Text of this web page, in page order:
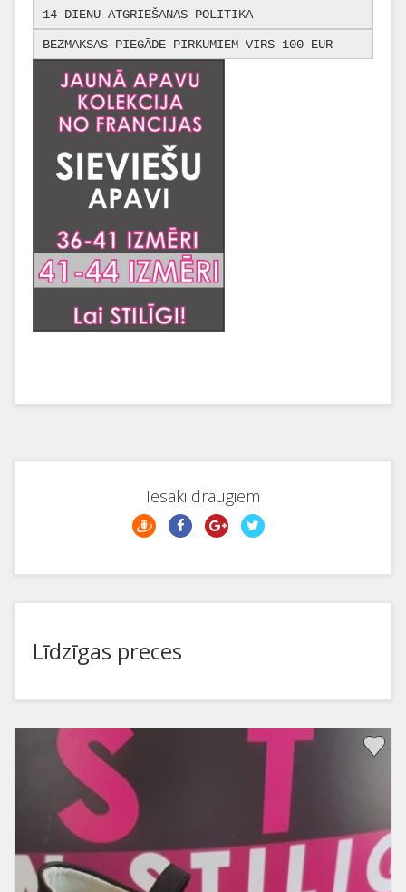
14 DIENU ATGRIEŠANAS POLITIKA
BEZMAKSAS PIEGĀDE PIRKUMIEM VIRS 100 EUR
Iesaki draugiem
Līdzīgas preces